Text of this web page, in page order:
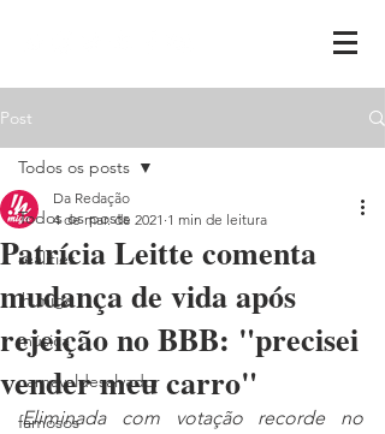
Post
Todos os posts
realities
ih,miga
música
carnavaldesalvador
famosos
Todos os posts
Patrícia Leitte comenta
mudança de vida após
rejeição no BBB: "precisei
vender meu carro"
Da Redação
4 de mar. de 2021 1 min de leitura
Eliminada com votação recorde no